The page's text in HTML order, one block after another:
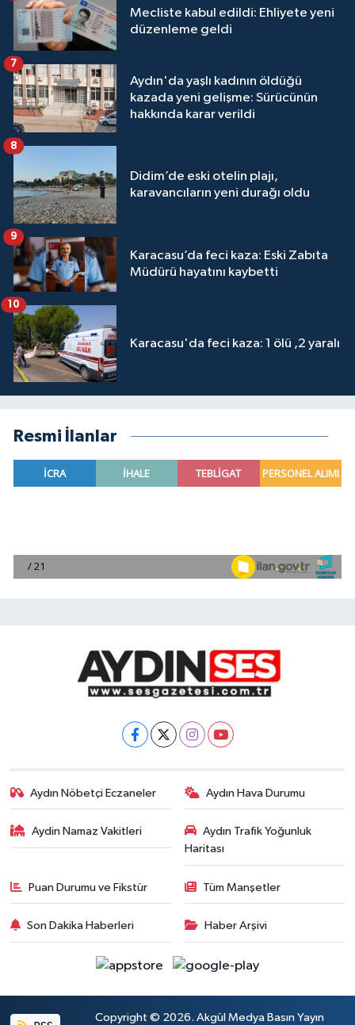
Mecliste kabul edildi: Ehliyete yeni
düzenleme geldi
Aydın'da yaşlı kadının öldüğü
kazada yeni gelişme: Sürücünün
hakkında karar verildi
7
Didim’de eski otelin plajı,
karavancıların yeni durağı oldu
8
Karacasu’da feci kaza: Eski Zabıta
Müdürü hayatını kaybetti
9
Karacasu'da feci kaza: 1 ölü ,2 yaralı
10
Resmi İlanlar
Aydın Nöbetçi Eczaneler Aydın Hava Durumu
Aydin Namaz Vakitleri
Aydın Trafik Yoğunluk
Haritası
Puan Durumu ve Fikstür Tüm Manşetler
Son Dakika Haberleri Haber Arşivi
Copyright © 2026. Akgül Medya Basın Yayın